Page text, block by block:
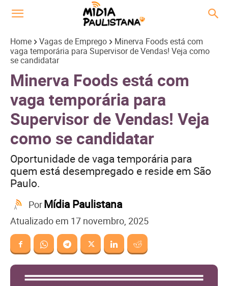
Home Vagas de Emprego
Minerva Foods está com
vaga temporária para Supervisor de Vendas! Veja como
se candidatar
Minerva Foods está com
vaga temporária para
Supervisor de Vendas! Veja
como se candidatar
Oportunidade de vaga temporária para
quem está desempregado e reside em São
Paulo.
PorMídia Paulistana
Atualizado em 17 novembro, 2025